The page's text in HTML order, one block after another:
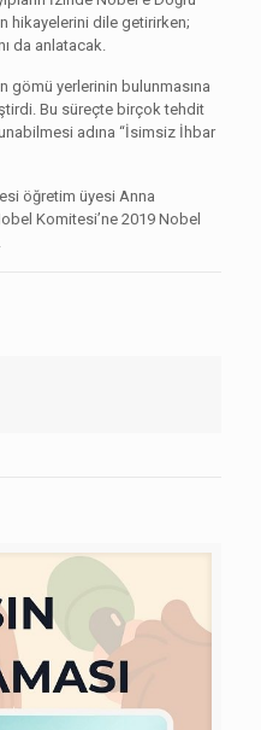
hikayelerini dile getirirken;
da anlatacak.
gömü yerlerinin bulunmasına
Bu süreçte birçok tehdit
adına “İsimsiz İhbar
öğretim üyesi Anna
Komitesi’ne 2019 Nobel